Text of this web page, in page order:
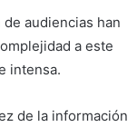
audiencias han
a este
intensa.
de la información